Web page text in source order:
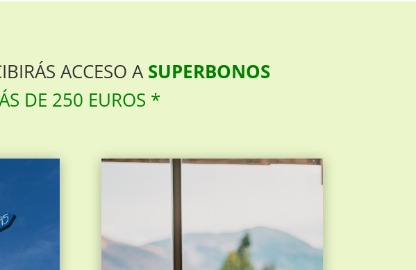
ACCESO ASUPERBONOS
DE 250 EUROS *